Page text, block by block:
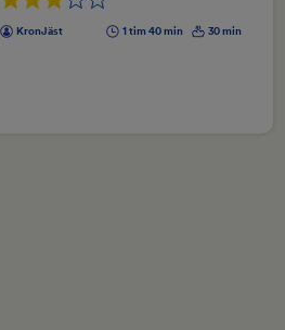
KronJäst 1 tim 40 min 30 min